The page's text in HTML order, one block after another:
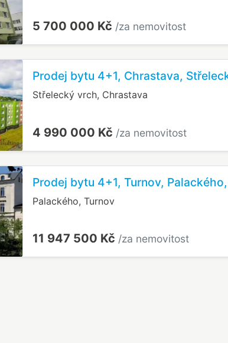
5 700 000 Kč /za nemovitost
Prodej bytu 4+1, Chrastava,
Střelecký vrch, Chrastava
4 990 000 Kč /za nemovitost
Prodej bytu 4+1, Turnov,
Palackého, Turnov
11 947 500 Kč /za nemovitost